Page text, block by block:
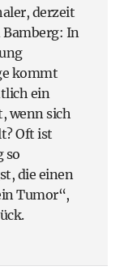
derzeit
In
kommt
ein
wenn sich
Oft ist
so
die einen
Tumor“,